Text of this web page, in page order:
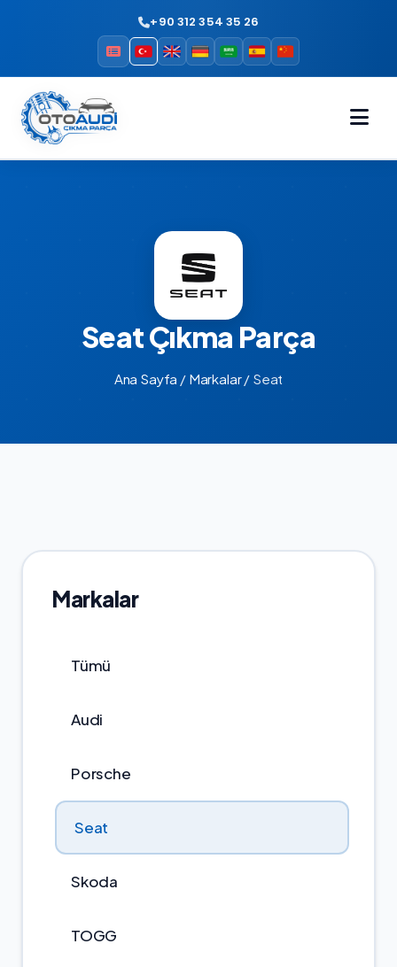
+90 312 354 35 26
SeatÇıkma Parça
Ana Sayfa / Markalar/ Seat
Markalar
Tümü
Audi
Porsche
Seat
Skoda
TOGG